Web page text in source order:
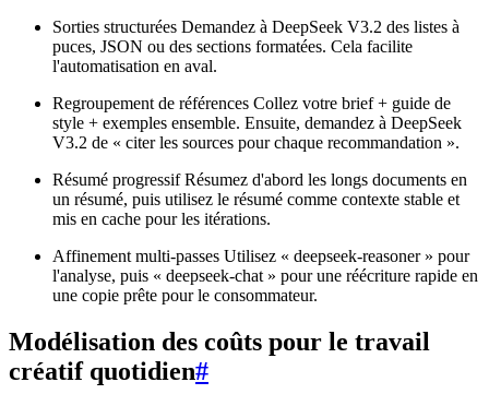
Sorties structurées Demandez à DeepSeek V3.2 des listes à
puces, JSON ou des sections formatées. Cela facilite
l'automatisation en aval.
Regroupement de références Collez votre brief + guide de
style + exemples ensemble. Ensuite, demandez à DeepSeek
V3.2 de « citer les sources pour chaque recommandation ».
Résumé progressif Résumez d'abord les longs documents en
un résumé, puis utilisez le résumé comme contexte stable et
mis en cache pour les itérations.
Affinement multi-passes Utilisez « deepseek-reasoner » pour
l'analyse, puis « deepseek-chat » pour une réécriture rapide en
une copie prête pour le consommateur.
Modélisation des coûts pour le travail
créatif quotidien#